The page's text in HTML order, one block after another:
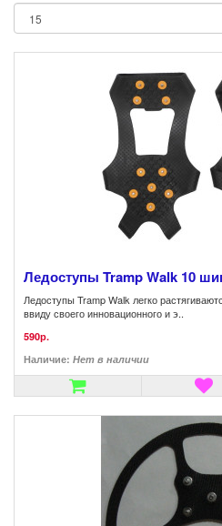
Ледоступы Tramp Walk 10
Ледоступы Tramp Walk легко
ввиду своего инновационного и э..
590р.
Наличие: Нет в наличии